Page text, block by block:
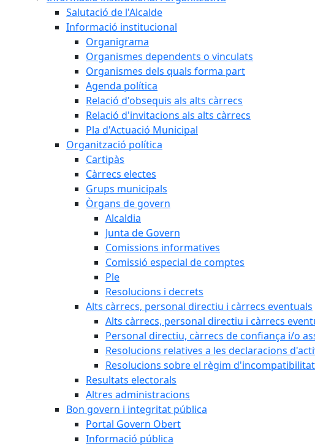
Salutació de l'Alcalde
Informació institucional
Organigrama
Organismes dependents o vinculats
Organismes dels quals forma part
Agenda política
Relació d'obsequis als alts càrrecs
Relació d'invitacions als alts càrrecs
Pla d'Actuació Municipal
Organització política
Cartipàs
Càrrecs electes
Grups municipals
Òrgans de govern
Alcaldia
Junta de Govern
Comissions informatives
Comissió especial de comptes
Ple
Resolucions i decrets
Alts càrrecs, personal directiu i càrrecs eventuals
Alts càrrecs, personal directiu i càrrecs
Personal directiu, càrrecs de confiança i/o
Resolucions relatives a les declaracions
Resolucions sobre el règim
Resultats electorals
Altres administracions
Bon govern i integritat pública
Portal Govern Obert
Informació pública